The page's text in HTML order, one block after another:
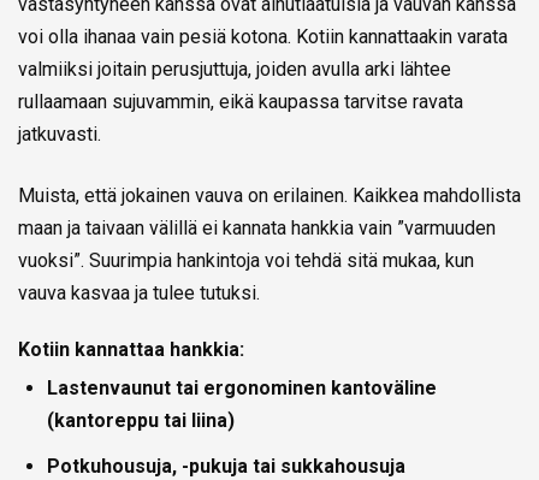
voi olla ihanaa vain pesiä kotona. Kotiin kannattaakin varata
valmiiksi joitain perusjuttuja, joiden avulla arki lähtee
rullaamaan sujuvammin, eikä kaupassa tarvitse ravata
jatkuvasti.
Muista, että jokainen vauva on erilainen. Kaikkea mahdollista
maan ja taivaan välillä ei kannata hankkia vain ”varmuuden
vuoksi”. Suurimpia hankintoja voi tehdä sitä mukaa, kun
vauva kasvaa ja tulee tutuksi.
Kotiin kannattaa hankkia:
Lastenvaunut tai ergonominen kantoväline
(kantoreppu tai liina)
Potkuhousuja, -pukuja tai sukkahousuja